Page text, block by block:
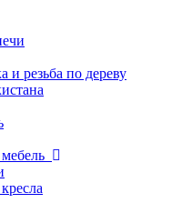
и резьба по дереву